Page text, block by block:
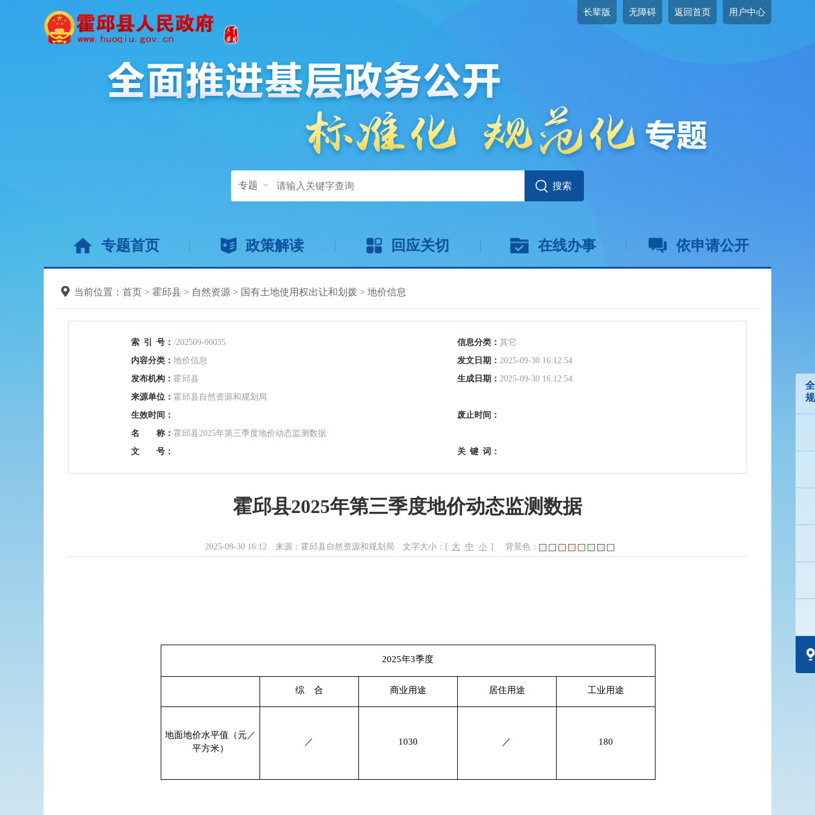
长辈版 无障碍 返回首页 用户中心
专题
专题首页 政策解读 回应关切 在线办事 依申请公开
当前位置： 首页 > 霍邱县 > 自然资源 > 国有土地使用权出让和划拨 > 地价信息
索 引 号： /202509-00035 信息分类： 其它
内容分类： 地价信息 发文日期： 2025-09-30 16:12:54
发布机构： 霍邱县 生成日期： 2025-09-30 16:12:54
来源单位： 霍邱县自然资源和规划局
生效时间：
废止时间：
名 称： 霍邱县2025年第三季度地价动态监测数据
文 号：
关 键 词：
霍邱县2025年第三季度地价动态监测数据
2025-09-30 16:12 来源：霍邱县自然资源和规划局 文字大小：[ 大 中 小 ] 背景色：
2025年3季度
综 合 商业用途 居住用途 工业用途
地面地价水平值（元／
平方米）
／ 1030 ／ 180